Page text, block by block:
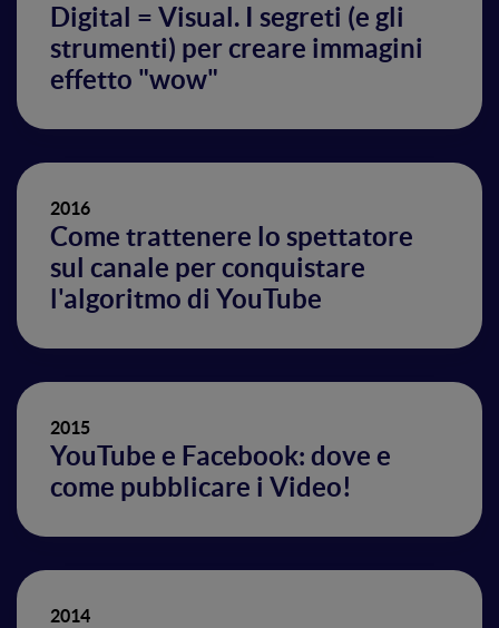
Digital = Visual. I segreti (e gli
strumenti) per creare immagini
effetto "wow"
2016
Come trattenere lo spettatore
sul canale per conquistare
l'algoritmo di YouTube
2015
YouTube e Facebook: dove e
come pubblicare i Video!
2014